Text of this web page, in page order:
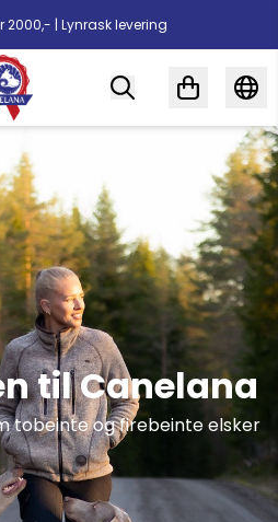
2000,- | Lynrask levering
til Canelana
tobeinte og firebeinte elsker